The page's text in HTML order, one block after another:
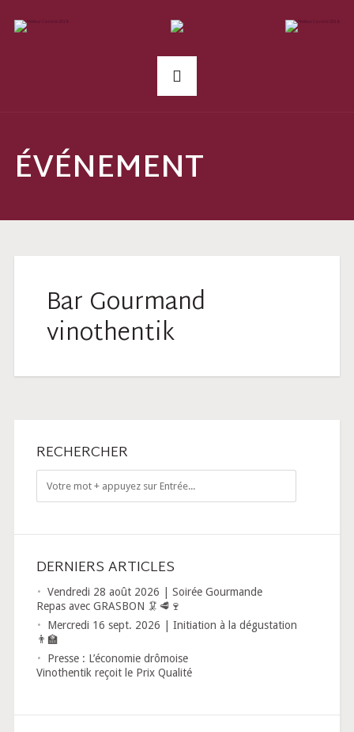
ÉVÉNEMENT
Bar Gourmand
vinothentik
RECHERCHER
DERNIERS ARTICLES
Vendredi 28 août 2026 | Soirée Gourmande
Repas avec GRASBON 🦑🥩🍷
Mercredi 16 sept. 2026 | Initiation à la dégustation
👨‍🏫
Presse : L’économie drômoise
Vinothentik reçoit le Prix Qualité